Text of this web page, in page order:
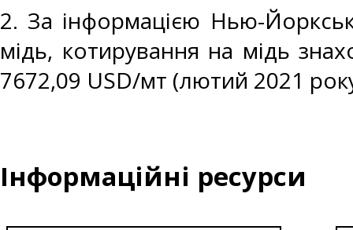
2. За інформацією Нью-
мідь, котирування на мідь
7672,09 USD/мт (лютий 2021
Інформаційні ресурси